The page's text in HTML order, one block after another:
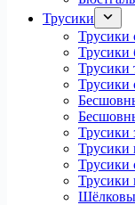
Трусики
Трусики
Трусики
Трусики
Трусики
Трусики
Трусики
Трусики
Трусики